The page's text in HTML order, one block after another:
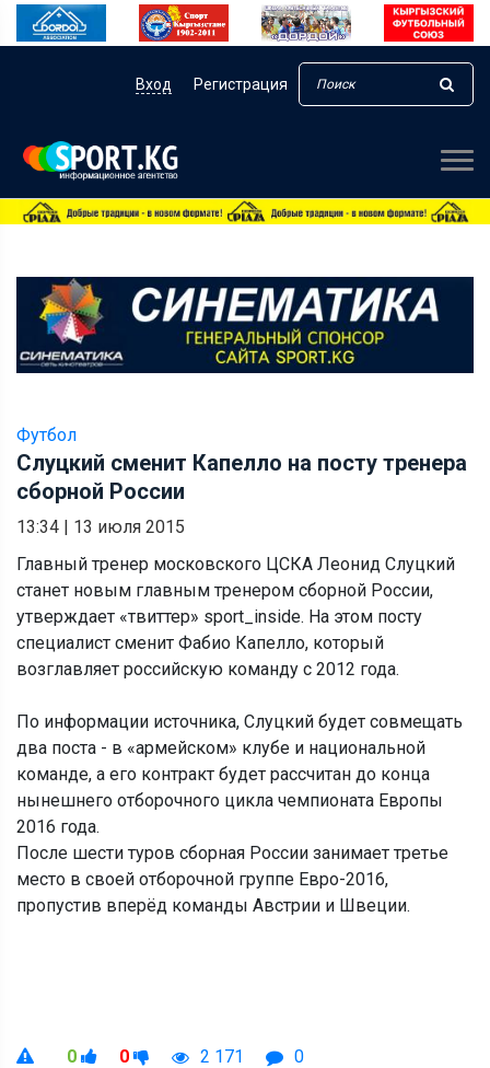
Вход Регистрация
Футбол
Слуцкий сменит Капелло на посту тренера
сборной России
13:34 | 13 июля 2015
Главный тренер московского ЦСКА Леонид Слуцкий
станет новым главным тренером сборной России,
утверждает «твиттер» sport_inside. На этом посту
специалист сменит Фабио Капелло, который
возглавляет российскую команду с 2012 года.
По информации источника, Слуцкий будет совмещать
два поста - в «армейском» клубе и национальной
команде, а его контракт будет рассчитан до конца
нынешнего отборочного цикла чемпионата Европы
2016 года.
После шести туров сборная России занимает третье
место в своей отборочной группе Евро-2016,
пропустив вперёд команды Австрии и Швеции.
0 0 2 171 0